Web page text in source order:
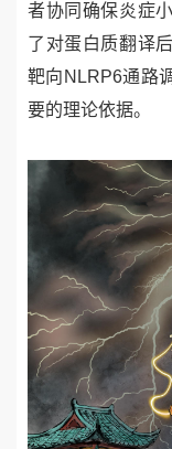
者协同确保炎症
了对蛋白质翻译
靶向 NLRP6通路
要的理论依据。